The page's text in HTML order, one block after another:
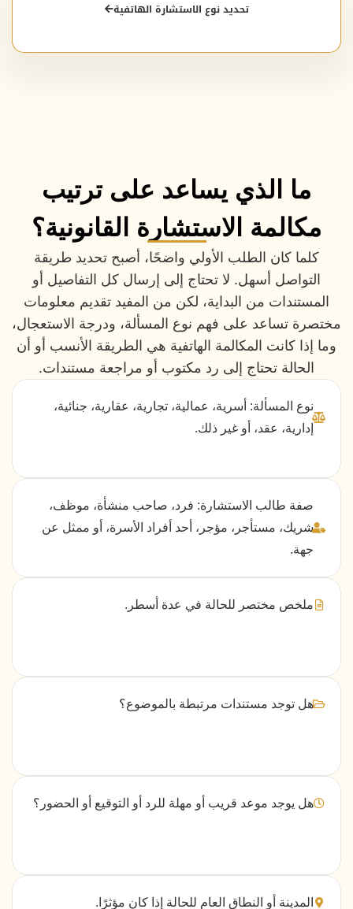
تحديد نوع الاستشارة الهاتفية
ما الذي يساعد على ترتيب
مكالمة الاستشارة القانونية؟
كلما كان الطلب الأولي واضحًا، أصبح تحديد طريقة
التواصل أسهل. لا تحتاج إلى إرسال كل التفاصيل أو
المستندات من البداية، لكن من المفيد تقديم معلومات
مختصرة تساعد على فهم نوع المسألة، ودرجة الاستعجال،
وما إذا كانت المكالمة الهاتفية هي الطريقة الأنسب أو أن
الحالة تحتاج إلى رد مكتوب أو مراجعة مستندات.
نوع المسألة: أسرية، عمالية، تجارية، عقارية، جنائية،
إدارية، عقد، أو غير ذلك.
صفة طالب الاستشارة: فرد، صاحب منشأة، موظف،
شريك، مستأجر، مؤجر، أحد أفراد الأسرة، أو ممثل عن
جهة.
ملخص مختصر للحالة في عدة أسطر.
هل توجد مستندات مرتبطة بالموضوع؟
هل يوجد موعد قريب أو مهلة للرد أو التوقيع أو الحضور؟
المدينة أو النطاق العام للحالة إذا كان مؤثرًا.